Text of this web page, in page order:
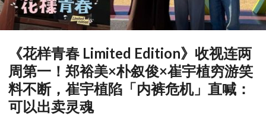
《花样青春 Limited Edition》收视连两
周第一！郑裕美×朴叙俊×崔宇植穷游笑
料不断，崔宇植陷「内裤危机」直喊：
可以出卖灵魂